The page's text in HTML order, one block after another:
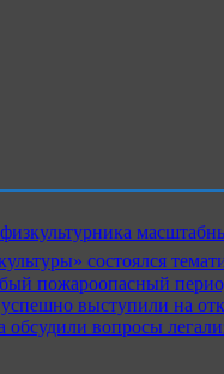
состоялся
пожароопасный
выступили на
вопросы